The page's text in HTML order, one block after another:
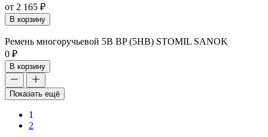
от 2 165 ₽
В корзину
Ремень многоручьевой 5B BP (5HB) STOMIL SANOK
0 ₽
В корзину
Показать ещё
1
2